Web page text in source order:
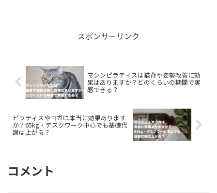
スポンサーリンク
マシンピラティスは猫背や姿勢改善に効
果はありますか？どのくらいの期間で実
感できる？
ピラティスやヨガは本当に効果あります
か？65kg・デスクワーク中心でも基礎代
謝は上がる？
コメント